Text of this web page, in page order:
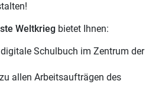
Weltkrieg bietet Ihnen:
Schulbuch im Zentrum der
allen Arbeitsaufträgen des